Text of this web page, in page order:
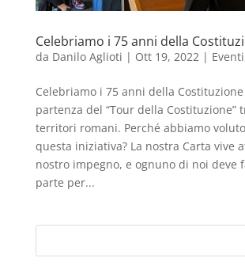
Celebriamo i 75 anni della
da Danilo Aglioti | Ott 19, 2022| Eventi
Celebriamo i 75 anni della
partenza del “Tour della Costituzione”
territori romani. Perché abbiamo
questa iniziativa? La nostra Carta vive
nostro impegno, e ognuno di noi deve
parte per...